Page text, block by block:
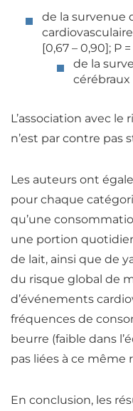
de la survenue
[0,67 – 0,90]; P
de la
cérébraux
L’association avec
n’est par contre
Les auteurs ont
pour chaque
qu’une
une portion
de lait, ainsi que de
du risque global de
d’événements
fréquences de
beurre (faible dans
pas liées à ce même
En conclusion, les